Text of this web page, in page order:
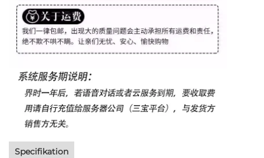
Specifikation